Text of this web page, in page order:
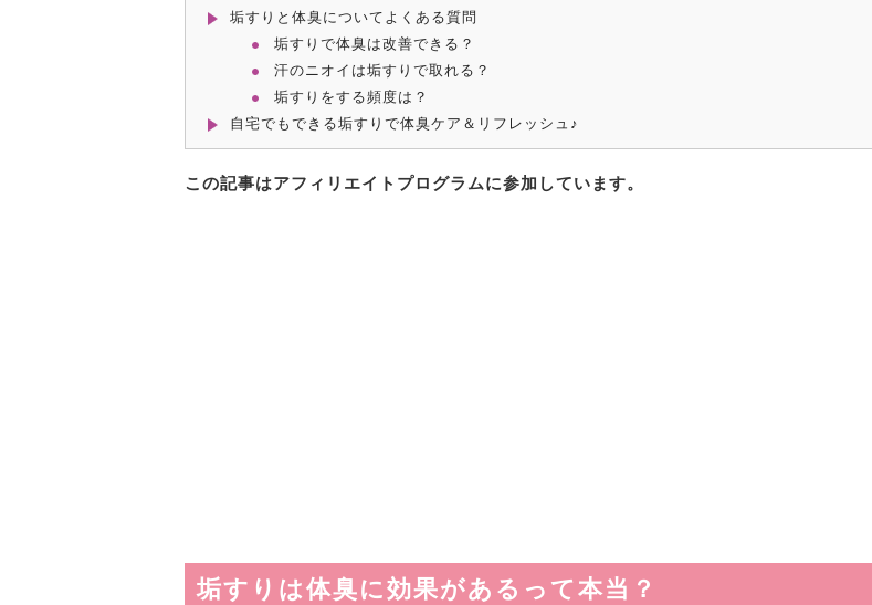
垢すりと体臭についてよくある質問
垢すりで体臭は改善できる？
汗のニオイは垢すりで取れる？
垢すりをする頻度は？
自宅でもできる垢すりで体臭ケア＆リフレッシュ♪
この記事はアフィリエイトプログラムに参加しています。
垢すりは体臭に効果があるって本当？